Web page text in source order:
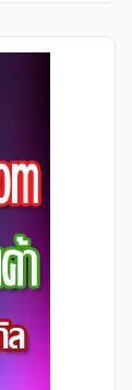
ธิ์แจ้ เอกชัย-